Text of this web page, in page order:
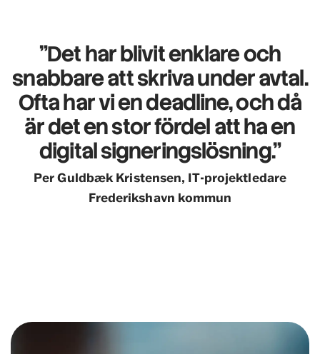
"Det har blivitenklare och
snabbareatt skriva under avtal.
Ofta har vi en deadline, och då
är det enstor fördel att ha en
digital signeringslösning."
Per Guldbæk Kristensen, IT-projektledare
Frederikshavn kommun